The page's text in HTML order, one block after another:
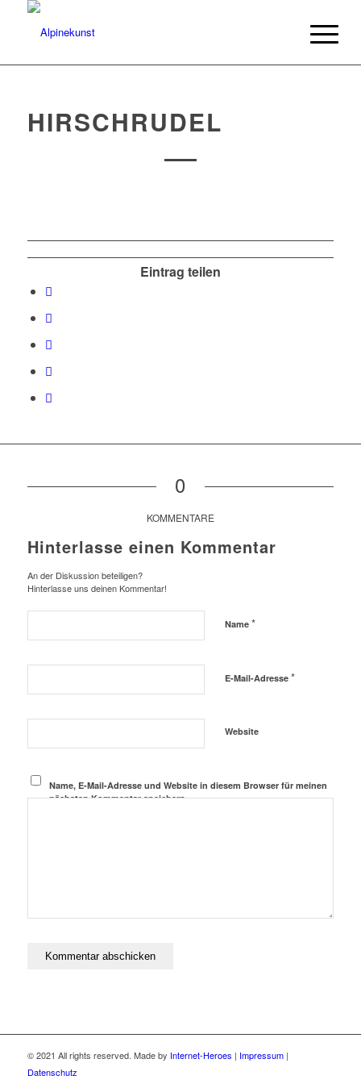
HIRSCHRUDEL
Eintrag teilen
0
KOMMENTARE
Hinterlasse einen Kommentar
An der Diskussion beteiligen?
Hinterlasse uns deinen Kommentar!
Name *
E-Mail-Adresse *
Website
Name, E-Mail-Adresse und Website in diesem Browser für meinen
nächsten Kommentar speichern.
© 2021 All rights reserved. Made by Internet-Heroes | Impressum|
Datenschutz